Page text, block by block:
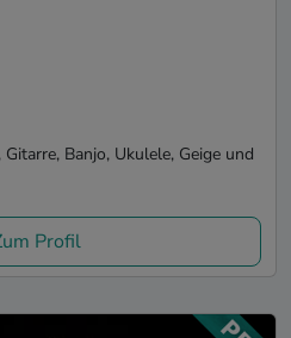
Banjo, Ukulele, Geige und
Profil